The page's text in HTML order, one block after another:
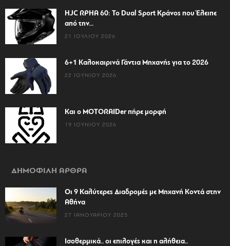
HJC RPHA 60: Το Dual Sport Κράνος που Έλειπε
από την...
21 ΙΟΥΛΊΟΥ 2026
6+1 Καλοκαιρινά Γάντια Μηχανής για το 2026
22 ΙΟΥΝΊΟΥ 2026
Και ο MOTORAIDer πήρε μορφή
19 ΙΟΥΝΊΟΥ 2026
ΔΗΜΟΦΙΛΗ ΑΡΘΡΑ
Οι 9 Καλύτερες Διαδρομές με Μηχανή Κοντά στην
Αθήνα
27 ΙΑΝΟΥΑΡΊΟΥ 2025
Ισοθερμικά.. οι επιλογές και η αλήθεια..